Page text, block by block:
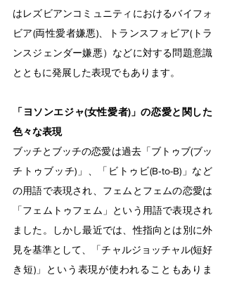
はレズビアンコミュニティにおけるバイフォ
ビア(両性愛者嫌悪)、トランスフォビア(トラ
ンスジェンダー嫌悪）などに対する問題意識
とともに発展した表現でもあります。
「ヨソンエジャ(女性愛者)」の恋愛と関した
色々な表現
ブッチとブッチの恋愛は過去「ブトゥブ(ブッ
チトゥブッチ)」、「ビトゥビ(B‐to-B)」など
の用語で表現され、フェムとフェムの恋愛は
「フェムトゥフェム」という用語で表現され
ました。しかし最近では、性指向とは別に外
見を基準として、「チャルジョッチャル(短好
き短)」という表現が使われることもありま